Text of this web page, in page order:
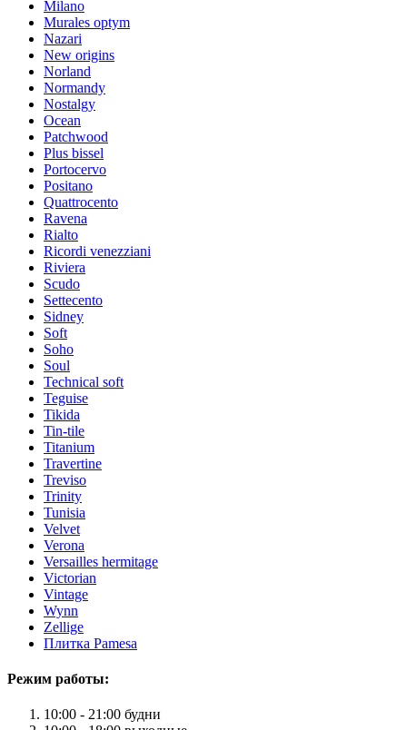
Milano
Murales optym
Nazari
New origins
Norland
Normandy
Nostalgy
Ocean
Patchwood
Plus bissel
Portocervo
Positano
Quattrocento
Ravena
Rialto
Ricordi venezziani
Riviera
Scudo
Settecento
Sidney
Soft
Soho
Soul
Technical soft
Teguise
Tikida
Tin-tile
Titanium
Travertine
Treviso
Trinity
Tunisia
Velvet
Verona
Versailles hermitage
Victorian
Vintage
Wynn
Zellige
Плитка Pamesa
Режим работы:
10:00 - 21:00 будни